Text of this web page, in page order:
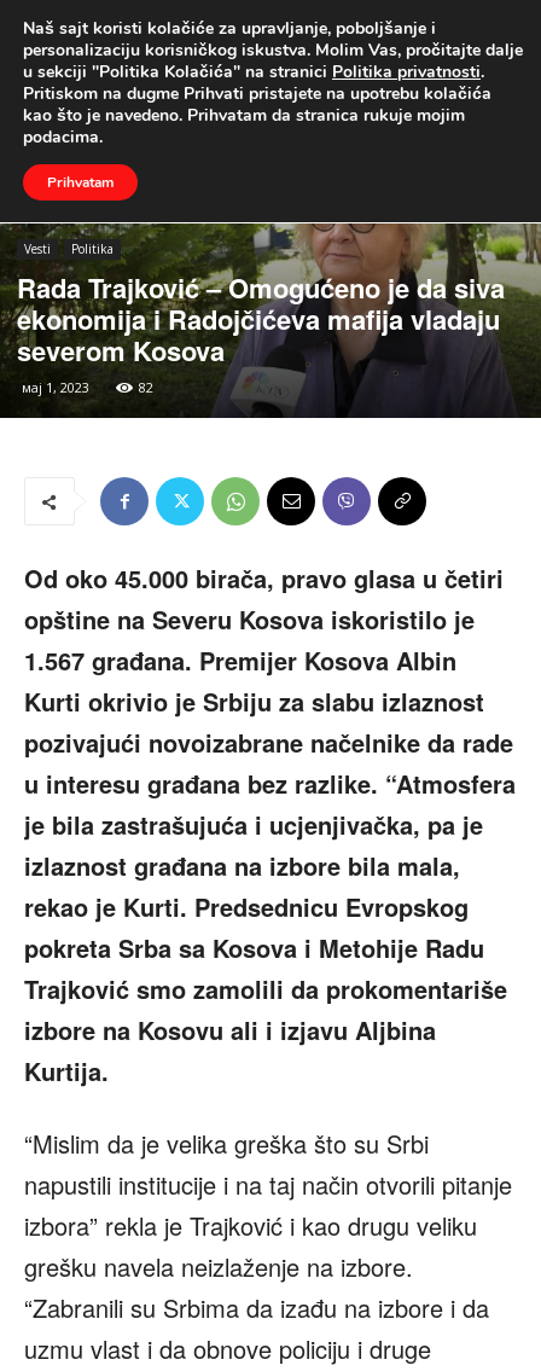
UŽIVO
Naslovna Vesti Politika
Vesti Politika
Rada Trajković – Omogućeno je da siva
ekonomija i Radojčićeva mafija vladaju
severom Kosova
мај 1, 2023 82
Od oko 45.000 birača, pravo glasa u četiri
opštine na Severu Kosova iskoristilo je
1.567 građana. Premijer Kosova Albin
Kurti okrivio je Srbiju za slabu izlaznost
pozivajući novoizabrane načelnike da rade
u interesu građana bez razlike. “Atmosfera
je bila zastrašujuća i ucjenjivačka, pa je
izlaznost građana na izbore bila mala,
rekao je Kurti. Predsednicu Evropskog
pokreta Srba sa Kosova i Metohije Radu
Trajković smo zamolili da prokomentariše
izbore na Kosovu ali i izjavu Aljbina
Kurtija.
“Mislim da je velika greška što su Srbi
napustili institucije i na taj način otvorili pitanje
izbora” rekla je Trajković i kao drugu veliku
grešku navela neizlaženje na izbore.
“Zabranili su Srbima da izađu na izbore i da
uzmu vlast i da obnove policiju i druge
Naš sajt koristi kolačiće za upravljanje, poboljšanje i
personalizaciju korisničkog iskustva. Molim Vas, pročitajte dalje
u sekciji "Politika Kolačića" na stranici Politika privatnosti.
Pritiskom na dugme Prihvati pristajete na upotrebu kolačića
kao što je navedeno. Prihvatam da stranica rukuje mojim
podacima.
Prihvatam